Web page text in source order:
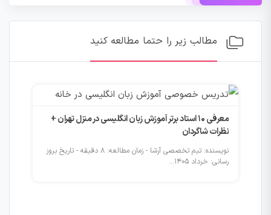
مطالب زیر را حتما مطالعه کنید
معرفی ۱۰ استاد برتر آموزش زبان انگلیسی در منزل تهران +
نظرات شاگردان
نویسنده: تیم تخصصی آرشا - زمان مطالعه: 8 دقیقه - تاریخ بروز
رسانی: خرداد 1405...